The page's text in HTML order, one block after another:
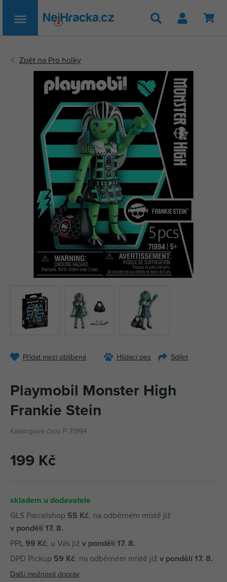
Hledat
Přidat mezi oblíbené Hlídací pes Sdílet
Playmobil Monster High
Frankie Stein
Katalogové číslo P 71994
199 Kč
skladem u dodavatele
GLS Parcelshop 55 Kč, na odběrném místě již
v pondělí 17. 8.
PPL99 Kč, u Vás již v pondělí 17. 8.
DPD Pickup 59 Kč, na odběrném místě již v pondělí 17. 8.
Další možnosti doprav